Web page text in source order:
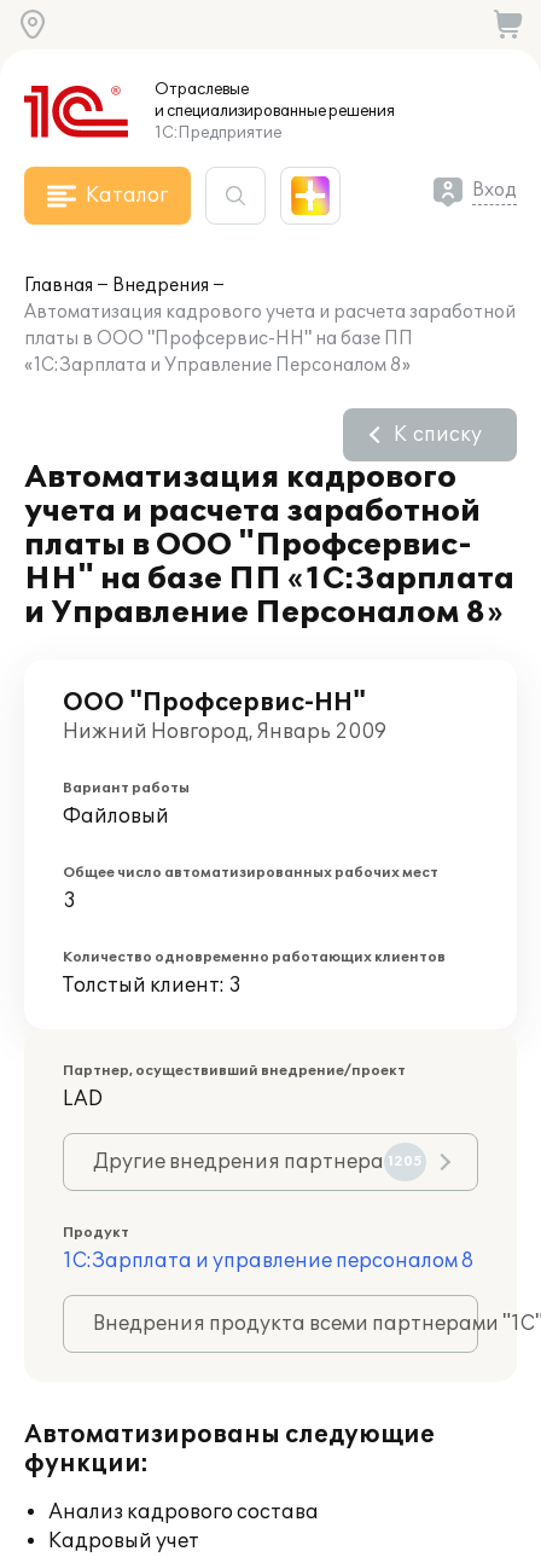
Отраслевые
и специализированныерешения
1С:Предприятие
Каталог Вход
Главная
Внедрения
Автоматизация кадрового учета и расчета заработной
платы в ООО "Профсервис-НН" на базе ПП
«1С:Зарплата и Управление Персоналом 8»
Автоматизация кадрового
учета и расчета заработной
платы в ООО "Профсервис-
НН" на базе ПП «1С:Зарплата
и Управление Персоналом 8»
К списку
ООО "Профсервис-НН"
Нижний Новгород, Январь 2009
Вариант работы
Файловый
Общее число автоматизированных рабочих мест
3
Количество одновременно работающих клиентов
Толстый клиент: 3
Партнер, осуществивший внедрение/проект
LAD
Другие внедрения партнера 1205
Продукт
1С:Зарплата и управление персоналом 8
Внедрения продукта всеми партнерами
Автоматизированы следующие
функции:
Анализ кадрового состава
Кадровый учет